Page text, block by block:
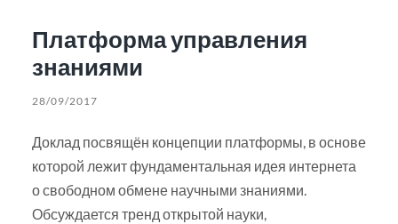
Платформа управления
знаниями
28/09/2017
Доклад посвящён концепции платформы, в основе
которой лежит фундаментальная идея интернета
о свободном обмене научными знаниями.
Обсуждается тренд открытой науки,